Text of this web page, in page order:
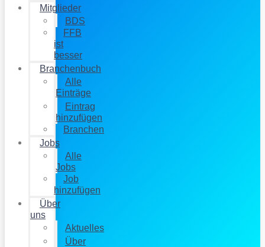
Mitglieder
BDS
FFB
ist
besser
Branchenbuch
Alle
Einträge
Eintrag
hinzufügen
Branchen
Jobs
Alle
Jobs
Job
hinzufügen
Über
uns
Aktuelles
Über